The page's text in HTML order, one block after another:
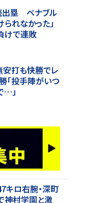
出塁 ベナブル
れなかった」
けで連敗
安打も快勝でレ
「投手陣がいつ
…」
キロ右腕・深町
神村学園と激